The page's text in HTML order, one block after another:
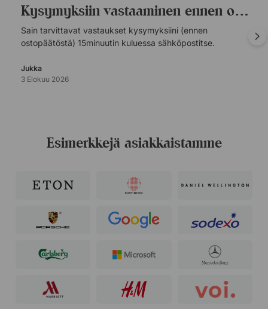
Kysymyksiin vastaaminen ennen ostopäätöstä.
Sain tarvittavat vastaukset kysymyksiini (ennen
ostopäätöstä) 15minuutin kuluessa sähköpostitse.
Jukka
3 Elokuu 2026
Esimerkkejä asiakkaistamme